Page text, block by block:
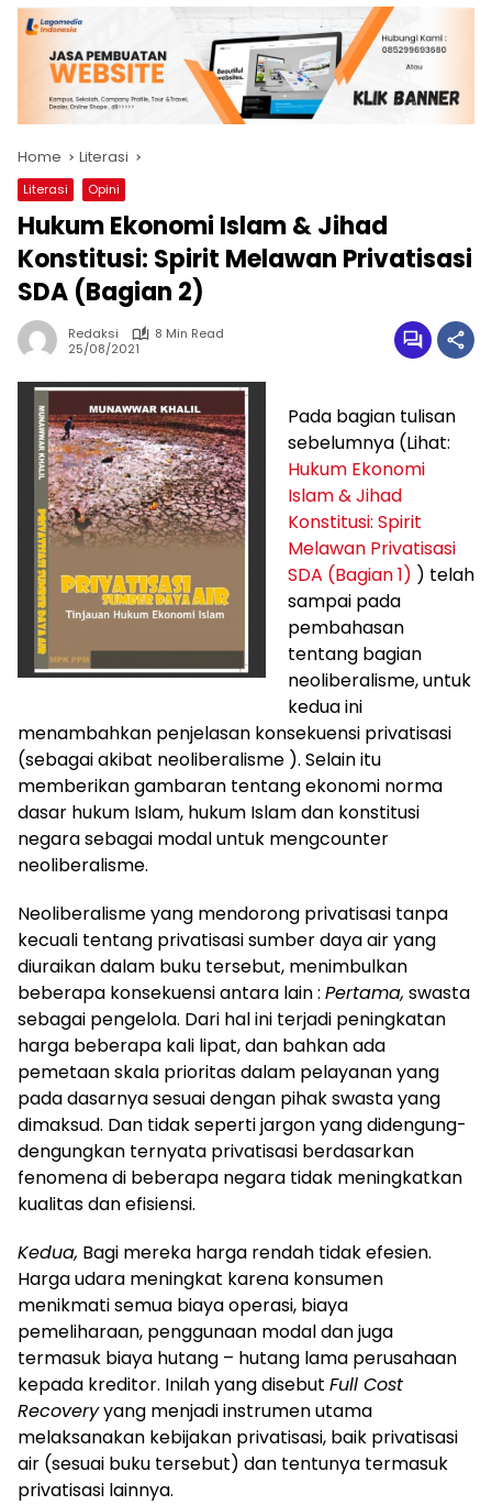
Home Literasi
Literasi Opini
Hukum Ekonomi Islam & Jihad
Konstitusi: Spirit Melawan Privatisasi
SDA (Bagian 2)
Redaksi
8 Min Read
25/08/2021
Pada bagian tulisan
sebelumnya (Lihat:
Hukum Ekonomi
Islam & Jihad
Konstitusi: Spirit
Melawan Privatisasi
SDA (Bagian 1) ) telah
sampai pada
pembahasan
tentang bagian
neoliberalisme, untuk
kedua ini
menambahkan penjelasan konsekuensi privatisasi
(sebagai akibat neoliberalisme ). Selain itu
memberikan gambaran tentang ekonomi norma
dasar hukum Islam, hukum Islam dan konstitusi
negara sebagai modal untuk mengcounter
neoliberalisme.
Neoliberalisme yang mendorong privatisasi tanpa
kecuali tentang privatisasi sumber daya air yang
diuraikan dalam buku tersebut, menimbulkan
beberapa konsekuensi antara lain : Pertama, swasta
sebagai pengelola. Dari hal ini terjadi peningkatan
harga beberapa kali lipat, dan bahkan ada
pemetaan skala prioritas dalam pelayanan yang
pada dasarnya sesuai dengan pihak swasta yang
dimaksud. Dan tidak seperti jargon yang didengung-
dengungkan ternyata privatisasi berdasarkan
fenomena di beberapa negara tidak meningkatkan
kualitas dan efisiensi.
Kedua, Bagi mereka harga rendah tidak efesien.
Harga udara meningkat karena konsumen
menikmati semua biaya operasi, biaya
pemeliharaan, penggunaan modal dan juga
termasuk biaya hutang – hutang lama perusahaan
kepada kreditor. Inilah yang disebut Full Cost
Recoveryyang menjadi instrumen utama
melaksanakan kebijakan privatisasi, baik privatisasi
air (sesuai buku tersebut) dan tentunya termasuk
privatisasi lainnya.